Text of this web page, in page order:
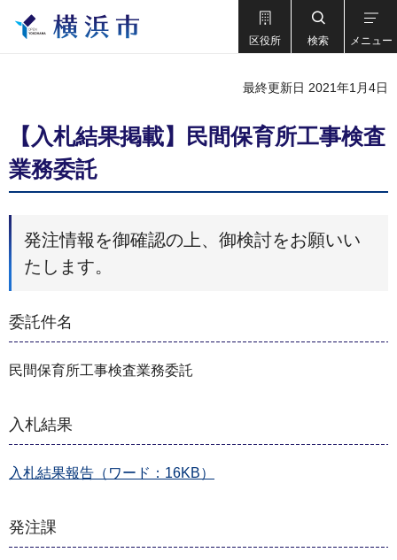
区役所 検索 メニュー
最終更新日 2021年1月4日
【入札結果掲載】民間保育所工事検査
業務委託
発注情報を御確認の上、御検討をお願いい
たします。
委託件名
民間保育所工事検査業務委託
入札結果
入札結果報告（ワード：16KB）
発注課